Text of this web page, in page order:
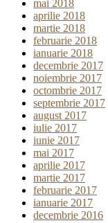
mai 2018
aprilie 2018
martie 2018
februarie 2018
ianuarie 2018
decembrie 2017
noiembrie 2017
octombrie 2017
septembrie 2017
august 2017
iulie 2017
iunie 2017
mai 2017
aprilie 2017
martie 2017
februarie 2017
ianuarie 2017
decembrie 2016